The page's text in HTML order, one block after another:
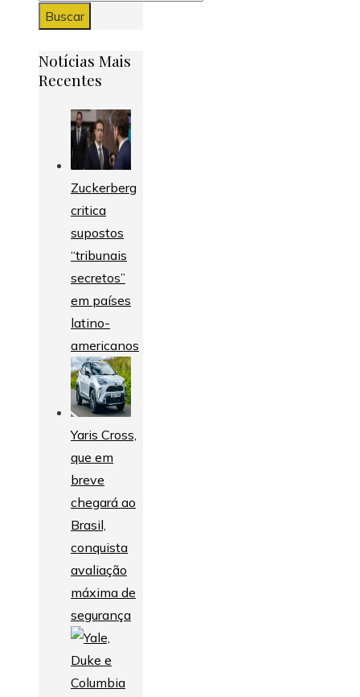
Notícias Mais
Recentes
Zuckerberg
critica
supostos
“tribunais
secretos”
em países
latino-
americanos
Yaris Cross,
que em
breve
chegará ao
Brasil,
conquista
avaliação
máxima de
segurança